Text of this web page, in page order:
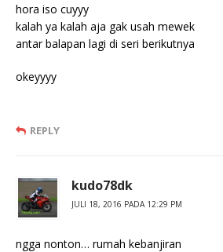
hora iso cuyyy
kalah ya kalah aja gak usah mewek
antar balapan lagi di seri berikutnya
okeyyyy
REPLY
kudo78dk
JULI 18, 2016 PADA 12:29 PM
ngga nonton… rumah kebanjiran